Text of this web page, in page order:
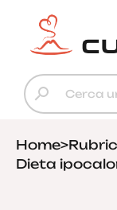
Home>
Dieta